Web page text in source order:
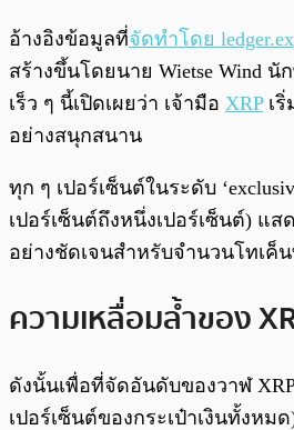
พร้อมเล่น
อ้างอิงข้อมูลที่จัดทำโดย
สร้างขึ้นโดยนาย Wietse Wind นั
เร็ว ๆ นี้เปิดเผยว่า เจ้ามือ XRPเริ่
อย่างสนุกสนาน
ทุก ๆ เปอร์เซ็นต์ในระดับ
เปอร์เซ็นต์ถึงหนึ่งเปอร์เซ็นต์) แส
อย่างชัดเจนสำหรับจำนวนโทเค็
ความเหลื่อมล้ำของ
ดังนั้นเพื่อที่จัดอันดับของวาฬ
เปอร์เซ็นต์ของกระเป๋าเงินทั้งหม